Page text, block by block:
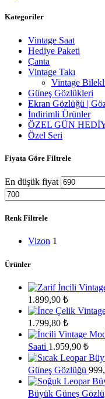
Kategoriler
Vintage Saat
Hediye Paketi
Çanta
Vintage Takı
Vintage
Güneş Gözlükleri
Ekran Gözlüğü |
İndirimli Ürünler
ÖZEL GÜN
Özel Seri
Fiyata Göre Filtrele
En düşük fiyat
Renk Filtrele
Vizon 1
Ürünler
1.899,90 ₺
1.799,80 ₺
Saati 1.959,90 ₺
Güneş Gözlüğü
Büyük Güneş